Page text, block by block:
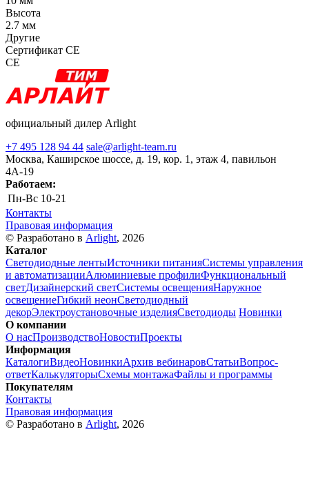
Высота
2.7 мм
Другие
Сертификат CE
CE
официальный дилер Arlight
+7 495 128 94 44 sale@arlight-team.ru
Москва, Каширское шоссе, д. 19, кор. 1, этаж 4, павильон
4А-19
Работаем:
Пн-Вс 10-21
Контакты
Правовая информация
© Разработано в Arlight, 2026
Каталог
Светодиодные лентыИсточники питанияСистемы управления
и автоматизацииАлюминиевые профилиФункциональный
светДизайнерский светСистемы освещенияНаружное
освещениеГибкий неонСветодиодный
декорЭлектроустановочные изделияСветодиоды Новинки
О компании
О насПроизводствоНовостиПроекты
Информация
КаталогиВидеоНовинкиАрхив вебинаровСтатьиВопрос-
ответКалькуляторыСхемы монтажаФайлы и программы
Покупателям
Контакты
Правовая информация
© Разработано в Arlight, 2026